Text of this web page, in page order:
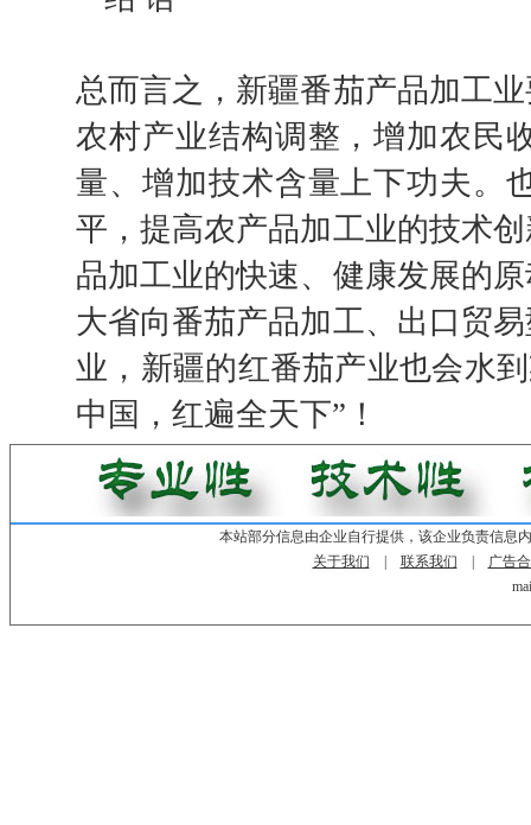
总而言之，新疆番茄产品加工
农村产业结构调整，增加农民
量、增加技术含量上下功夫。
平，提高农产品加工业的技术
品加工业的快速、健康发展的
大省向番茄产品加工、出口贸
业，新疆的红番茄产业也会水
中国，红遍全天下”！
本站部分信息由企业自行提供，该企业负责信息
关于我们
联系我们
广告